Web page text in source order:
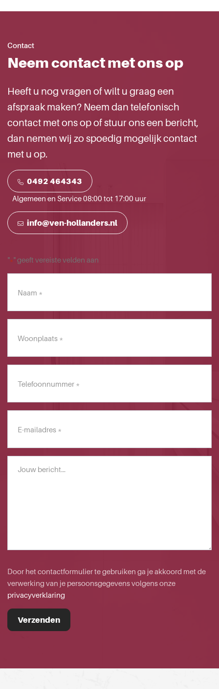
Contact
Neem contact met ons op
Heeft u nog vragen of wilt u graag een
afspraak maken? Neem dan telefonisch
contact met ons op of stuur ons een bericht,
dan nemen wij zo spoedig mogelijk contact
met u op.
Algemeen en Service 08:00 tot 17:00 uur
0492 464343
info@ven-hollanders.nl
"*" geeft vereiste velden aan
mailadres
Door het contactformulier te gebruiken ga je akkoord met de
verwerking van je persoonsgegevens volgens onze
privacyverklaring
Verzenden